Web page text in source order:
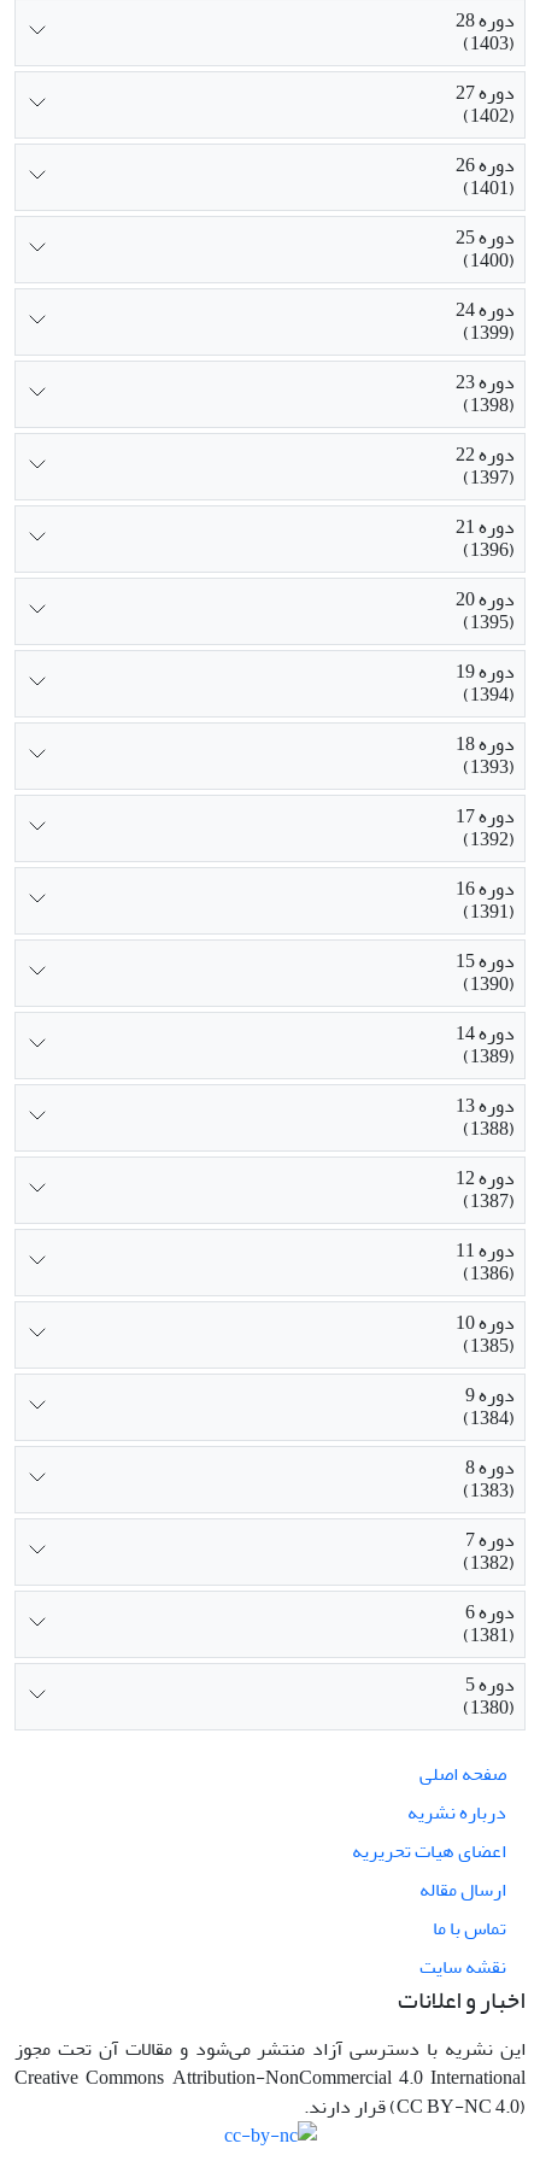
دوره 28
(1403)
دوره 27
(1402)
دوره 26
(1401)
دوره 25
(1400)
دوره 24
(1399)
دوره 23
(1398)
دوره 22
(1397)
دوره 21
(1396)
دوره 20
(1395)
دوره 19
(1394)
دوره 18
(1393)
دوره 17
(1392)
دوره 16
(1391)
دوره 15
(1390)
دوره 14
(1389)
دوره 13
(1388)
دوره 12
(1387)
دوره 11
(1386)
دوره 10
(1385)
دوره 9
(1384)
دوره 8
(1383)
دوره 7
(1382)
دوره 6
(1381)
دوره 5
(1380)
صفحه اصلی
درباره نشریه
اعضای هیات تحریریه
ارسال مقاله
تماس با ما
نقشه سایت
اخبار و اعلانات
این نشریه با دسترسی آزاد منتشر می‌شود و مقالات آن تحت مجوز
Creative Commons Attribution-NonCommercial 4.0 International
(CC BY-NC 4.0) قرار دارند.